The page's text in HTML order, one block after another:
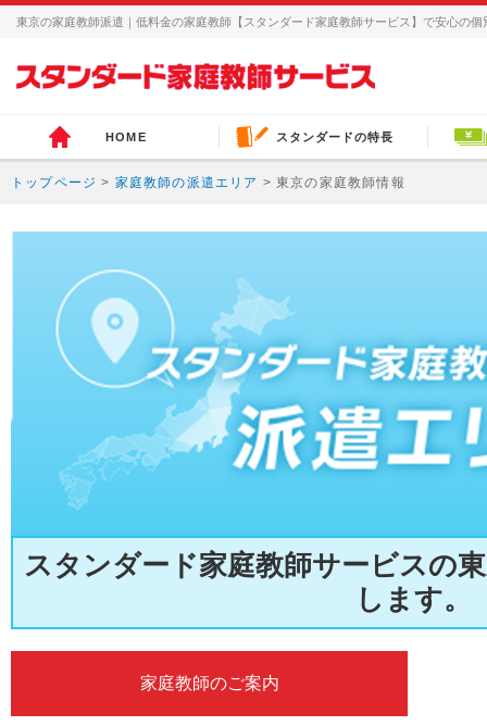
東京の家庭教師派遣｜低料金の家庭教師【スタンダード家庭教師サービス】で安心の個
HOME スタンダードの特長
トップページ > 家庭教師の派遣エリア > 東京の家庭教師情報
スタンダード家庭教師サービスの
します。
家庭教師のご案内